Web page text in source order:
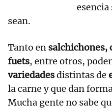
esencia
sean.
Tanto en salchichones,
fuets, entre otros,
variedadesdistintas de
la carne y que dan
Mucha gente no sabe